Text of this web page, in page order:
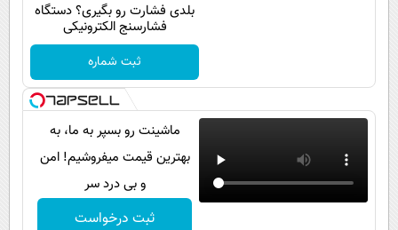
حوادث
محیط زیست
سلامت
فرهنگی
اجتماعی
دانلودبلدی فشارت رو بگیری؟ دستگاه
فشارسنج الکترونیکی
ثبت شماره
ماشینت رو بسپر به ما، به
بهترین قیمت میفروشیم! امن
و بی درد سر
ثبت درخواست